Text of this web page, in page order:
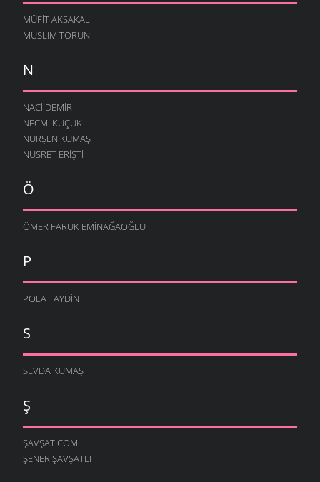
MÜFIT AKSAKAL
MÜSLIM TÖRÜN
N
NACI DEMIR
NECMI KÜÇÜK
NURŞEN KUMAŞ
NUSRET ERIŞTI
Ö
ÖMER FARUK EMINAĞAOĞLU
P
POLAT AYDIN
S
SEVDA KUMAŞ
Ş
ŞAVŞAT.COM
ŞENER ŞAVŞATLI